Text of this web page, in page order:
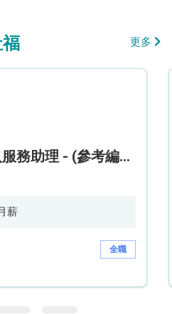
更多
招聘日 - 三級病人服務助理 - (參考編號: HKWCS260107)
薪
全職